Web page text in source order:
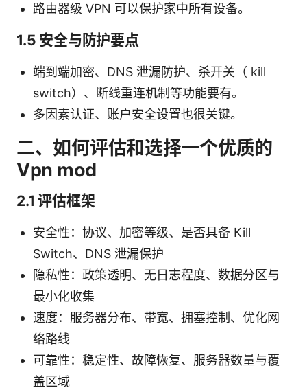
路由器级 VPN 可以保护家中所有设备。
1.5 安全与防护要点
端到端加密、DNS 泄漏防护、杀开关（ kill
switch）、断线重连机制等功能要有。
多因素认证、账户安全设置也很关键。
二、如何评估和选择一个优质的
Vpn mod
2.1 评估框架
安全性：协议、加密等级、是否具备 Kill
Switch、DNS 泄漏保护
隐私性：政策透明、无日志程度、数据分区与
最小化收集
速度：服务器分布、带宽、拥塞控制、优化网
络路线
可靠性：稳定性、故障恢复、服务器数量与覆
盖区域